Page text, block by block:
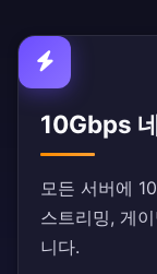
10Gbps
모든 서버에
스트리밍, 게
니다.